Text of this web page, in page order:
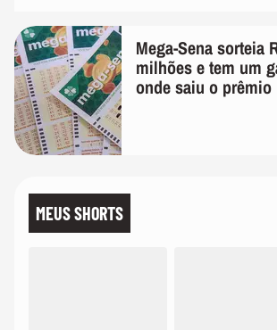
Mega-Sena sorteia
milhões e tem um
onde saiu o prêmio
MEUS SHORTS